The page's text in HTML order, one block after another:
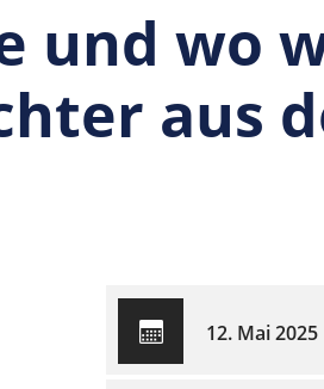
und wo
aus
12. Mai 2025